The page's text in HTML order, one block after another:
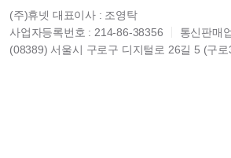
(주)휴넷 대표이사 : 조영탁
사업자등록번호 : 214-86-38356
통신판매
(08389) 서울시 구로구 디지털로 26길 5 (구